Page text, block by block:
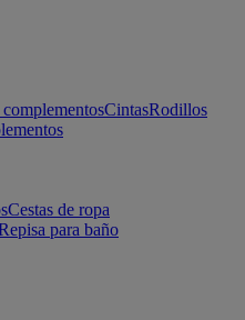
CintasRodillos
Cestas de ropa
para baño